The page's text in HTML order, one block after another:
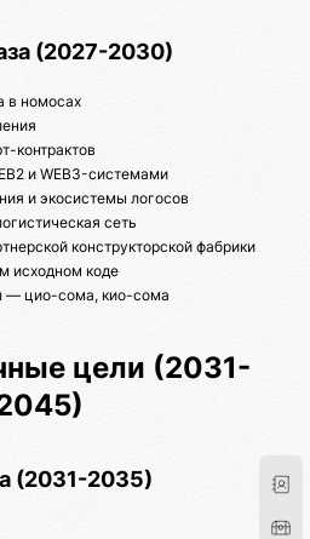
(2027-2030)
в номосах
контрактов
и WEB3-системами
и экосистемы логосов
сеть
конструкторской фабрики
исходном коде
— цио-сома, кио-сома
цели (2031-
(2031-2035)